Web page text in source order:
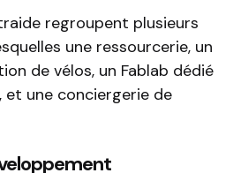
regroupent plusieurs
une ressourcerie, un
de vélos, un Fablab dédié
et une conciergerie de